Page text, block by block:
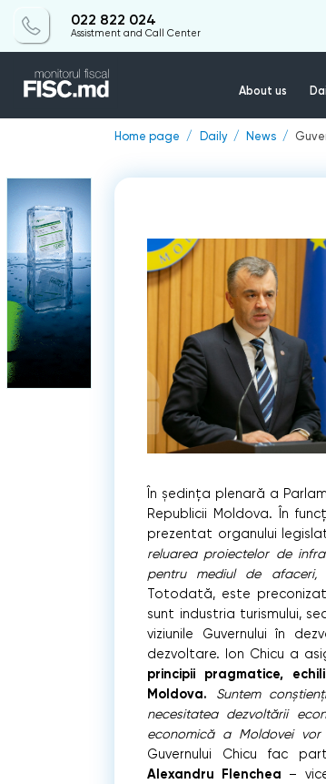
022 822 024
Assistment and Call Center
About us
Home page Daily News
În ședința plenară a
Republicii Moldova. În
prezentat organului
reluarea proiectelor de
pentru mediul de afaceri,
Totodată, este
sunt industria turismului,
viziunile Guvernului în
dezvoltare. Ion Chicu a
principii pragmatice,
Moldova.
Suntem
necesitatea dezvoltării
economică a Moldovei
Guvernului Chicu fac
Alexandru Flenchea –